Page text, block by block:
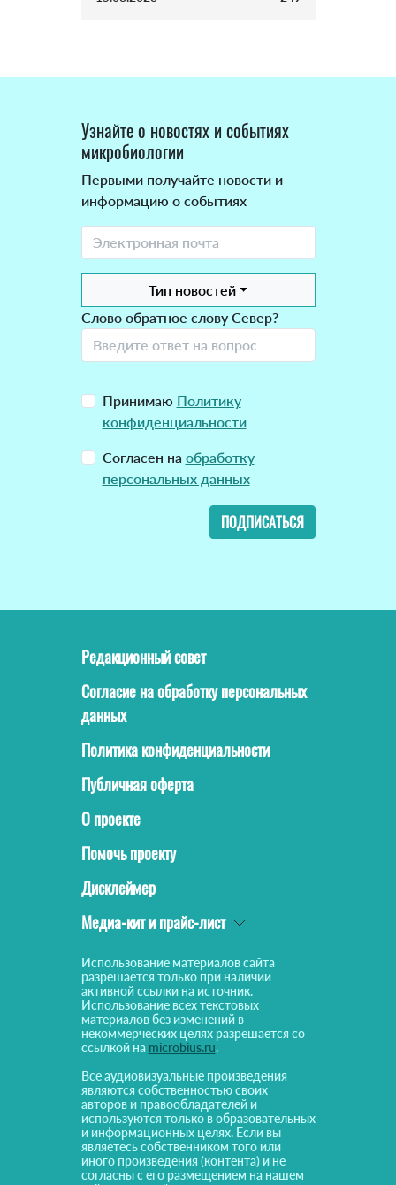
Узнайте о новостях и событиях
микробиологии
Первыми получайте новости и
информацию о событиях
Тип новостей
Слово обратное слову Север?
Принимаю Политику
конфиденциальности
Согласен на обработку
персональных данных
ПОДПИСАТЬСЯ
Редакционный совет
Согласие на обработку персональных
данных
Политика конфиденциальности
Публичная оферта
О проекте
Помочь проекту
Дисклеймер
Медиа-кит и прайс-лист
Использование материалов сайта
разрешается только при наличии
активной ссылки на источник.
Использование всех текстовых
материалов без изменений в
некоммерческих целях разрешается со
ссылкой на microbius.ru.
Все аудиовизуальные произведения
являются собственностью своих
авторов и правообладателей и
используются только в образовательных
и информационных целях. Если вы
являетесь собственником того или
иного произведения (контента) и не
согласны с его размещением на нашем